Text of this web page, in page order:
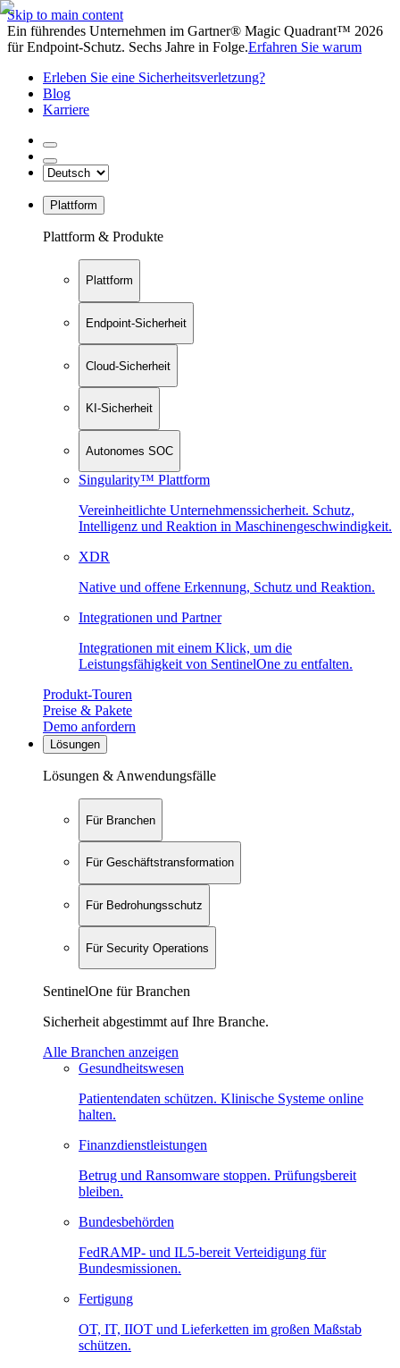
Skip to main content
Ein führendes Unternehmen im Gartner® Magic Quadrant™ 2026
für Endpoint-Schutz. Sechs Jahre in Folge.Erfahren Sie warum
Erleben Sie eine Sicherheitsverletzung?
Blog
Karriere
Plattform
Plattform & Produkte
Plattform
Endpoint-Sicherheit
Cloud-Sicherheit
KI-Sicherheit
Autonomes SOC
Singularity™ Plattform
Vereinheitlichte Unternehmenssicherheit. Schutz,
Intelligenz und Reaktion in Maschinen­geschwindigkeit.
XDR
Native und offene Erkennung, Schutz und Reaktion.
Integrationen und Partner
Integrationen mit einem Klick, um die
Leistungsfähigkeit von SentinelOne zu entfalten.
Produkt-Touren
Preise & Pakete
Demo anfordern
Lösungen
Lösungen & Anwendungsfälle
Für Branchen
Für Geschäftstransformation
Für Bedrohungsschutz
Für Security Operations
SentinelOne für Branchen
Sicherheit abgestimmt auf Ihre Branche.
Alle Branchen anzeigen
Gesundheitswesen
Patientendaten schützen. Klinische Systeme online
halten.
Finanzdienstleistungen
Betrug und Ransomware stoppen. Prüfungsbereit
bleiben.
Bundesbehörden
FedRAMP- und IL5-bereit Verteidigung für
Bundesmissionen.
Fertigung
OT, IT, IIOT und Lieferketten im großen Maßstab
schützen.